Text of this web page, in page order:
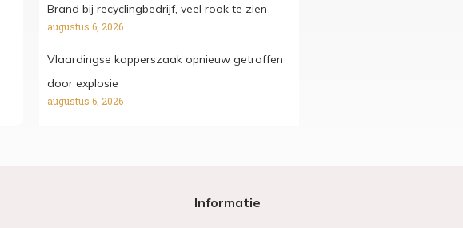
Brand bij recyclingbedrijf, veel rook te zien
augustus 6, 2026
Vlaardingse kapperszaak opnieuw getroffen
door explosie
augustus 6, 2026
Informatie